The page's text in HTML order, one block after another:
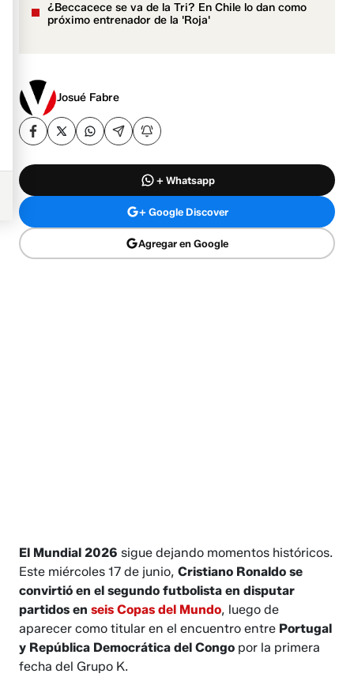
¿Beccacece se va de la Tri? En Chile lo dan como
próximo entrenador de la 'Roja'
Josué Fabre
+ Whatsapp
+ Google Discover
Agregar en Google
El Mundial 2026 sigue dejando momentos históricos.
Este miércoles 17 de junio,Cristiano Ronaldo se
convirtió en el segundo futbolista en disputar
partidos enseis Copas del Mundo, luego de
aparecer como titular en el encuentro entre Portugal
y República Democrática del Congo por la primera
fecha del Grupo K.